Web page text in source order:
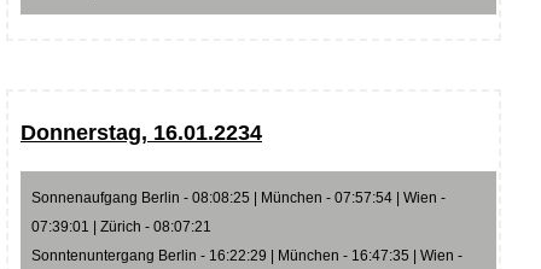
Donnerstag, 16.01.2234
Sonnenaufgang Berlin - 08:08:25 | München - 07:57:54 | Wien -
07:39:01 | Zürich - 08:07:21
Sonntenuntergang Berlin - 16:22:29 | München - 16:47:35 | Wien -